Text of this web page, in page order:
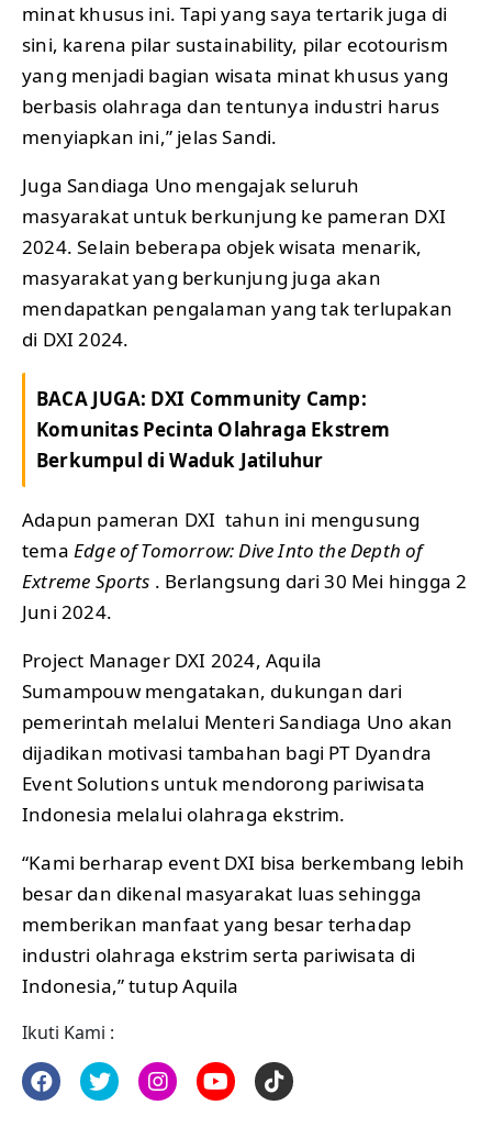
minat khusus ini. Tapi yang saya tertarik juga di
sini, karena pilar sustainability, pilar ecotourism
yang menjadi bagian wisata minat khusus yang
berbasis olahraga dan tentunya industri harus
menyiapkan ini,” jelas Sandi.
Juga Sandiaga Uno mengajak seluruh
masyarakat untuk berkunjung ke pameran DXI
2024. Selain beberapa objek wisata menarik,
masyarakat yang berkunjung juga akan
mendapatkan pengalaman yang tak terlupakan
di DXI 2024.
BACA JUGA: DXI Community Camp:
Komunitas Pecinta Olahraga Ekstrem
Berkumpul di Waduk Jatiluhur
Adapun pameran DXI tahun ini mengusung
tema Edge of Tomorrow: Dive Into the Depth of
Extreme Sports . Berlangsung dari 30 Mei hingga 2
Juni 2024.
Project Manager DXI 2024, Aquila
Sumampouw mengatakan, dukungan dari
pemerintah melalui Menteri Sandiaga Uno akan
dijadikan motivasi tambahan bagi PT Dyandra
Event Solutions untuk mendorong pariwisata
Indonesia melalui olahraga ekstrim.
“Kami berharap event DXI bisa berkembang lebih
besar dan dikenal masyarakat luas sehingga
memberikan manfaat yang besar terhadap
industri olahraga ekstrim serta pariwisata di
Indonesia,” tutup Aquila
Ikuti Kami :